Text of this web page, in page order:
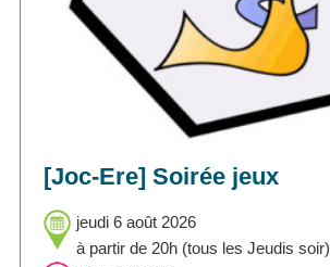
[Joc-Ere] Soirée jeux
jeudi 6 août 2026
à partir de 20h (tous les Jeudis soir)